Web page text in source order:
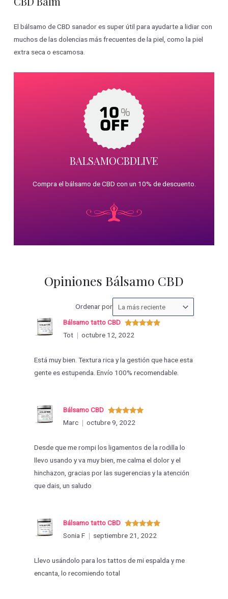
El bálsamo de CBD sanador es super útil para ayudarte a lidiar con
muchos de las dolencias más frecuentes de la piel, como la piel
extra seca o escamosa.
BALSAMOCBDLIVE
Compra el bálsamo de CBD con un 10% de descuento.
Opiniones Bálsamo CBD
Ordenar porOrdenar
las
Valorado
con
Bálsamo tatto CBD
Tot
octubre 12, 2022
Está muy bien. Textura rica y la gestión que hace esta
gente es estupenda. Envío 100% recomendable.
Valorado
con5de 5
Bálsamo CBD
Marc
octubre 9, 2022
Desde que me rompi los ligamentos de la rodilla lo
llevo usando y va muy bien, me calma el dolor y el
hinchazon, gracias por las sugerencias y la atención
que dais, un saludo
Valorado
con 5de 5
Bálsamo tatto CBD
Sonia F
septiembre 21, 2022
Llevo usándolo para los tattos de mi espalda y me
encanta, lo recomiendo total